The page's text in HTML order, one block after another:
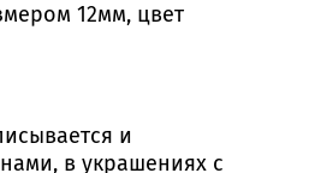
12мм, цвет
и
в украшениях с